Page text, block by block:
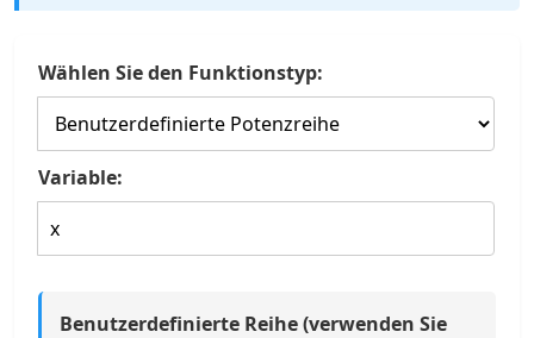
Wählen Sie den Funktionstyp:
Variable:
Benutzerdefinierte Reihe (verwenden Sie